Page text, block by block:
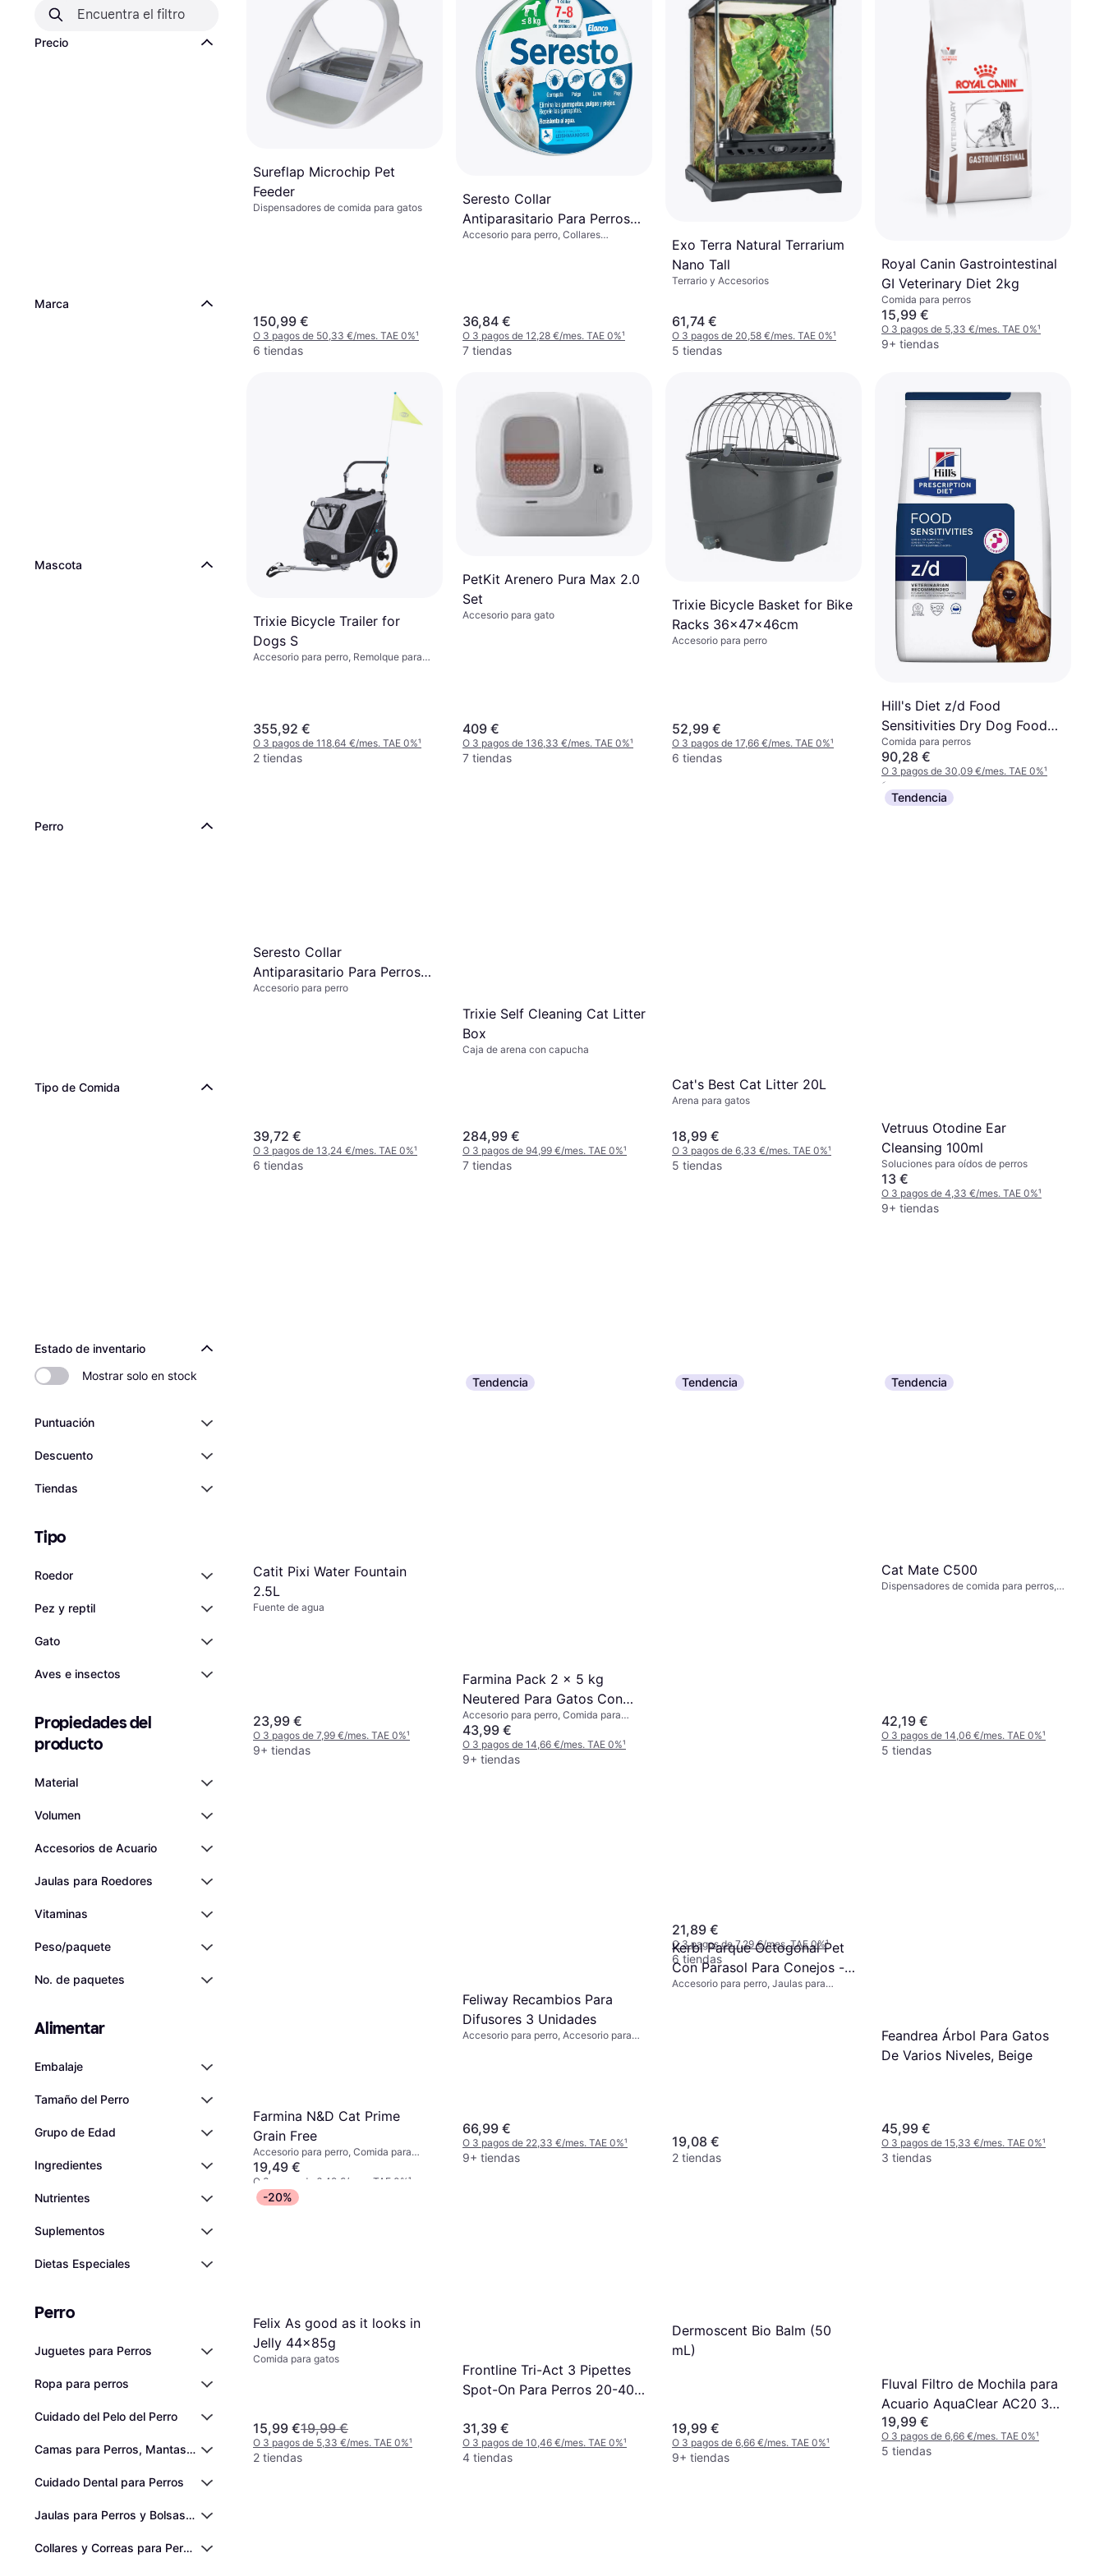
Precio
Marca
Mascota
Perro
Tipo de Comida
Estado de inventario
Mostrar solo en stock
Puntuación
Descuento
Tiendas
Tipo
Roedor
Pez y reptil
Gato
Aves e insectos
Propiedades del
producto
Material
Volumen
Accesorios de Acuario
Jaulas para Roedores
Vitaminas
Peso/paquete
No. de paquetes
Alimentar
Embalaje
Tamaño del Perro
Grupo de Edad
Ingredientes
Nutrientes
Suplementos
Dietas Especiales
Perro
Juguetes para Perros
Ropa para perros
Cuidado del Pelo del Perro
Camas para Perros, Mantas para Perros y Alfombrillas Refrigerantes
Cuidado Dental para Perros
Jaulas para Perros y Bolsas de Transporte para Perros
Collares y Correas para Perros
Sureflap Microchip Pet
Feeder
Dispensadores de comida para gatos
150,99 €
O 3 pagos de 50,33 €/mes. TAE 0%¹
6 tiendas
Seresto Collar
Antiparasitario Para Perros
Pack 2 x 38 Cm
Accesorio para perro, Collares
36,84 €
O 3 pagos de 12,28 €/mes. TAE 0%¹
7 tiendas
Exo Terra Natural Terrarium
Nano Tall
Terrario y Accesorios
61,74 €
O 3 pagos de 20,58 €/mes. TAE 0%¹
5 tiendas
Royal Canin Gastrointestinal
GI Veterinary Diet 2kg
Comida para perros
15,99 €
O 3 pagos de 5,33 €/mes. TAE 0%¹
9+ tiendas
Trixie Bicycle Trailer for
Dogs S
Accesorio para perro, Remolque para
355,92 €
O 3 pagos de 118,64 €/mes. TAE 0%¹
2 tiendas
PetKit Arenero Pura Max 2.0
Set
Accesorio para gato
409 €
O 3 pagos de 136,33 €/mes. TAE 0%¹
7 tiendas
Trixie Bicycle Basket for Bike
Racks 36x47x46cm
Accesorio para perro
52,99 €
O 3 pagos de 17,66 €/mes. TAE 0%¹
6 tiendas
Hill's Diet z/d Food
Sensitivities Dry Dog Food
10kg
Comida para perros
90,28 €
O 3 pagos de 30,09 €/mes. TAE 0%¹
6 tiendas
Seresto Collar
Antiparasitario Para Perros
70 cm Pack 1 Unidad
Accesorio para perro
39,72 €
O 3 pagos de 13,24 €/mes. TAE 0%¹
6 tiendas
Trixie Self Cleaning Cat Litter
Box
Caja de arena con capucha
284,99 €
O 3 pagos de 94,99 €/mes. TAE 0%¹
7 tiendas
Cat's Best Cat Litter 20L
Arena para gatos
18,99 €
O 3 pagos de 6,33 €/mes. TAE 0%¹
5 tiendas
Tendencia
Vetruus Otodine Ear
Cleansing 100ml
Soluciones para oídos de perros
13 €
O 3 pagos de 4,33 €/mes. TAE 0%¹
9+ tiendas
Catit Pixi Water Fountain
2.5L
Fuente de agua
23,99 €
O 3 pagos de 7,99 €/mes. TAE 0%¹
9+ tiendas
Tendencia
Farmina Pack 2 x 5 kg
Neutered Para Gatos Con
Pollo
Accesorio para perro, Comida para
gatos
43,99 €
O 3 pagos de 14,66 €/mes. TAE 0%¹
9+ tiendas
Tendencia
21,89 €
O 3 pagos de 7,29 €/mes. TAE 0%¹
6 tiendas
Tendencia
Cat Mate C500
Dispensadores de comida para perros,
42,19 €
O 3 pagos de 14,06 €/mes. TAE 0%¹
5 tiendas
Farmina N&D Cat Prime
Grain Free
Accesorio para perro, Comida para
gatos
19,49 €
O 3 pagos de 6,49 €/mes. TAE 0%¹
8 tiendas
Feliway Recambios Para
Difusores 3 Unidades
Accesorio para perro, Accesorio para
66,99 €
O 3 pagos de 22,33 €/mes. TAE 0%¹
9+ tiendas
Kerbl Parque Octogonal Pet
Con Parasol Para Conejos -
Suelo De Nailon
Accesorio para perro, Jaulas para
19,08 €
2 tiendas
Feandrea Árbol Para Gatos
De Varios Niveles, Beige
45,99 €
O 3 pagos de 15,33 €/mes. TAE 0%¹
3 tiendas
-20%
Felix As good as it looks in
Jelly 44x85g
Comida para gatos
15,99 €19,99 €
O 3 pagos de 5,33 €/mes. TAE 0%¹
2 tiendas
Frontline Tri-Act 3 Pipettes
Spot-On Para Perros 20-40
31,39 €
O 3 pagos de 10,46 €/mes. TAE 0%¹
4 tiendas
Dermoscent Bio Balm (50
mL)
19,99 €
O 3 pagos de 6,66 €/mes. TAE 0%¹
9+ tiendas
Fluval Filtro de Mochila para
Acuario AquaClear AC20 379
lph
19,99 €
O 3 pagos de 6,66 €/mes. TAE 0%¹
5 tiendas